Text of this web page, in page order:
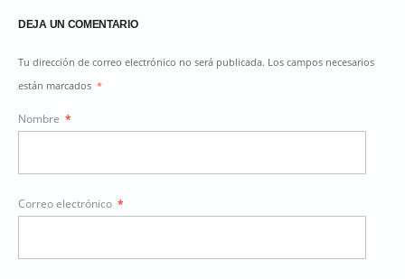
DEJA UN COMENTARIO
Tu dirección de correo electrónico no será publicada. Los campos necesarios
están marcados *
Nombre *
Correo electrónico *